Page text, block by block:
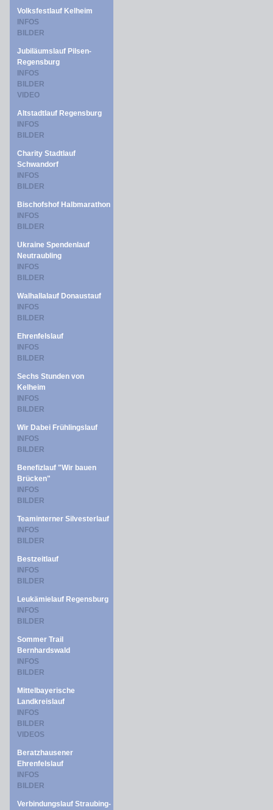
Volksfestlauf Kelheim
INFOS
BILDER
Jubiläumslauf Pilsen-
Regensburg
INFOS
BILDER
VIDEO
Altstadtlauf Regensburg
INFOS
BILDER
Charity Stadtlauf
Schwandorf
INFOS
BILDER
Bischofshof Halbmarathon
INFOS
BILDER
Ukraine Spendenlauf
Neutraubling
INFOS
BILDER
Walhallalauf Donaustauf
INFOS
BILDER
Ehrenfelslauf
INFOS
BILDER
Sechs Stunden von
Kelheim
INFOS
BILDER
Wir Dabei Frühlingslauf
INFOS
BILDER
Benefizlauf "Wir bauen
Brücken"
INFOS
BILDER
Teaminterner Silvesterlauf
INFOS
BILDER
Bestzeitlauf
INFOS
BILDER
Leukämielauf Regensburg
INFOS
BILDER
Sommer Trail
Bernhardswald
INFOS
BILDER
Mittelbayerische
Landkreislauf
INFOS
BILDER
VIDEOS
Beratzhausener
Ehrenfelslauf
INFOS
BILDER
Verbindungslauf Straubing-